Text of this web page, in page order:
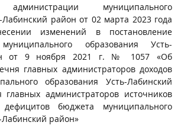
администрации муниципального
Лабинский район от 02 марта 2023 года
изменений в постановление
образования Усть-
от 9 ноября 2021 г. № 1057 «Об
главных администраторов доходов
образования Усть-Лабинский
администраторов источников
дефицитов бюджета муниципального
район»